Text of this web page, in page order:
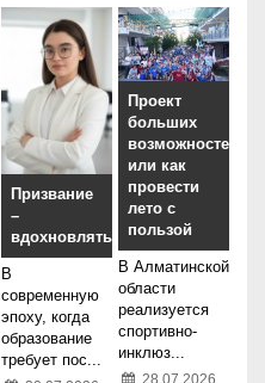
Призвание
–
вдохновлять
В
современную
эпоху, когда
образование
требует пос...
Проект
больших
возможностей,
или как
провести
лето с
пользой
В Алматинской
области
реализуется
спортивно-
инклюз...
28.07.2026